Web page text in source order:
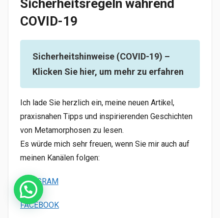
Sicherheitsregeln während
COVID-19
Sicherheitshinweise (COVID-19) –
Klicken Sie hier, um mehr zu erfahren
Ich lade Sie herzlich ein, meine neuen Artikel,
praxisnahen Tipps und inspirierenden Geschichten
von Metamorphosen zu lesen.
Es würde mich sehr freuen, wenn Sie mir auch auf
meinen Kanälen folgen:
INTAGRAM
FACEBOOK